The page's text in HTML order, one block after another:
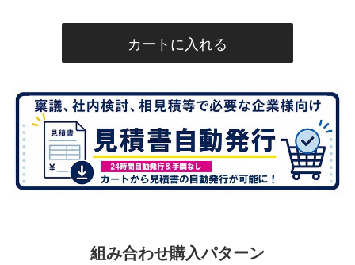
組み合わせ購入パターン